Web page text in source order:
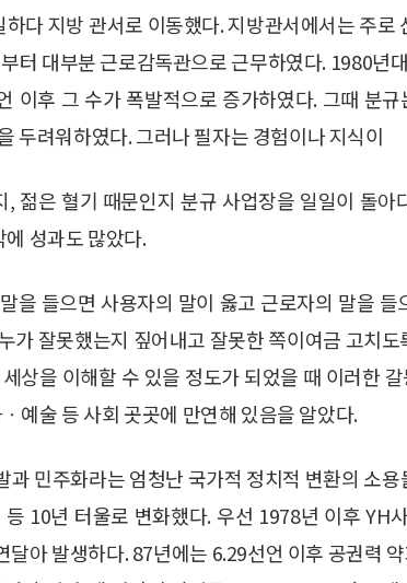
다 지방 관서로 이동했다. 지방관서에서는 주로
터 대부분 근로감독관으로 근무하였다. 1980년
이후 그 수가 폭발적으로 증가하였다. 그때 분
두려워하였다. 그러나 필자는 경험이나 지식이
젊은 혈기 때문인지 분규 사업장을 일일이 돌아
성과도 많았다.
을 들으면 사용자의 말이 옳고 근로자의 말을 들
가 잘못했는지 짚어내고 잘못한 쪽이여금 고치
상을 이해할 수 있을 정도가 되었을 때 이러한
예술 등 사회 곳곳에 만연해 있음을 알았다.
과 민주화라는 엄청난 국가적 정치적 변환의 소
10년 터울로 변화했다. 우선 1978년 이후 YH
아 발생하다. 87년에는 6.29선언 이후 공권력